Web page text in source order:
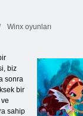
Winx oyunları
biz
sonra
bir
sahip